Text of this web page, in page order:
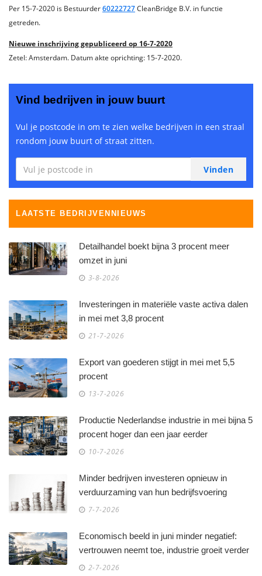
Per 15-7-2020 is Bestuurder60222727CleanBridge B.V. in functie
getreden.
Nieuwe inschrijving gepubliceerd op 16-7-2020
Zetel: Amsterdam. Datum akte oprichting: 15-7-2020.
Vind bedrijven in jouw buurt
Vul je postcode in om te zien welke bedrijven in een straal
rondom jouw buurt of straat zitten.
LAATSTE BEDRIJVENNIEUWS
Detailhandel boekt bijna 3 procent meer
omzet in juni
3-8-2026
Investeringen in materiële vaste activa dalen
in mei met 3,8 procent
21-7-2026
Export van goederen stijgt in mei met 5,5
procent
13-7-2026
Productie Nederlandse industrie in mei bijna 5
procent hoger dan een jaar eerder
10-7-2026
Minder bedrijven investeren opnieuw in
verduurzaming van hun bedrijfsvoering
7-7-2026
Economisch beeld in juni minder negatief:
vertrouwen neemt toe, industrie groeit verder
2-7-2026